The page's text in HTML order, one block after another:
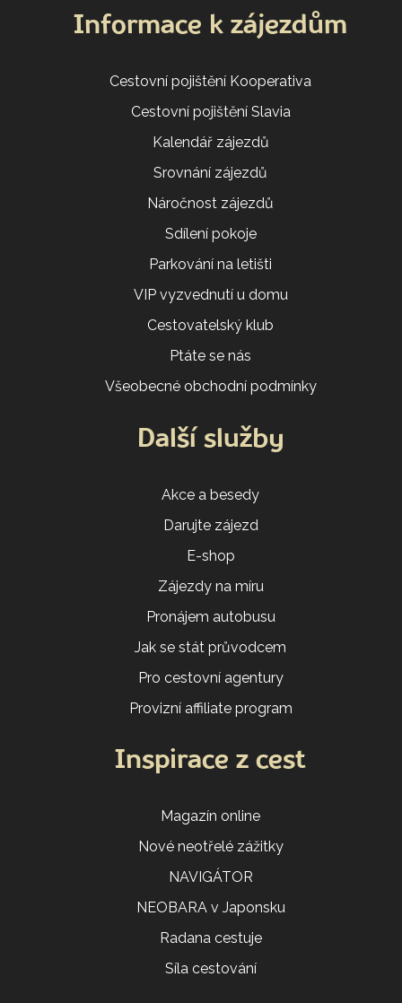
Informace k zájezdům
Cestovní pojištění Kooperativa
Cestovní pojištění Slavia
Kalendář zájezdů
Srovnání zájezdů
Náročnost zájezdů
Sdílení pokoje
Parkování na letišti
VIP vyzvednutí u domu
Cestovatelský klub
Ptáte se nás
Všeobecné obchodní podmínky
Další služby
Akce a besedy
Darujte zájezd
E-shop
Zájezdy na míru
Pronájem autobusu
Jak se stát průvodcem
Pro cestovní agentury
Provizní affiliate program
Inspirace z cest
Magazín online
Nové neotřelé zážitky
NAVIGÁTOR
NEOBARA v Japonsku
Radana cestuje
Síla cestování